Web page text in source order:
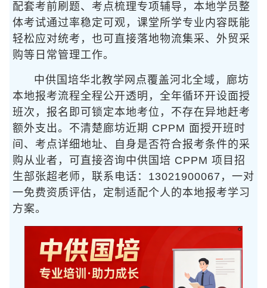
配套考前刷题、考点梳理专项辅导，本地学员整
体考试通过率稳定可观，课堂所学专业内容既能
轻松应对统考，也可直接落地物流集采、外贸采
购等日常管理工作。
中供国培华北教学网点覆盖河北全域，廊坊
本地报考流程全程公开透明，全年循环开设面授
班次，报名即可锁定本地考位，不存在异地赶考
额外支出。不清楚廊坊近期 CPPM 面授开班时
间、考点详细地址、自身是否符合报考条件的采
购从业者，可直接咨询中供国培 CPPM 项目招
生部张超老师，联系电话：13021900067，一对
一免费资质评估，定制适配个人的本地报考学习
方案。